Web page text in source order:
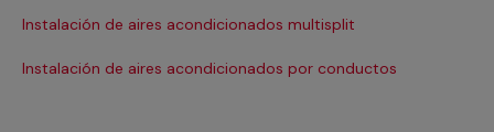
Instalación de aires acondicionados multisplit
Instalación de aires acondicionados por conductos